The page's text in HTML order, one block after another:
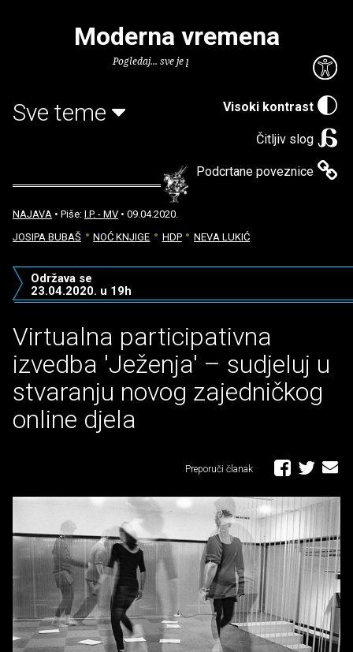
Visoki kontrast
Čitljiv slog
Podcrtane poveznice
Moderna vremena
Pogledaj... sve je puno knjiga.
Sve teme
NAJAVA • Piše: I.P. - MV • 09.04.2020.
JOSIPA BUBAŠ
NOĆ KNJIGE HDP NEVA LUKIĆ
Virtualna participativna
izvedba 'Ježenja' – sudjeluj u
stvaranju novog zajedničkog
online djela
Održava se
23.04.2020. u 19h
Preporuči članak